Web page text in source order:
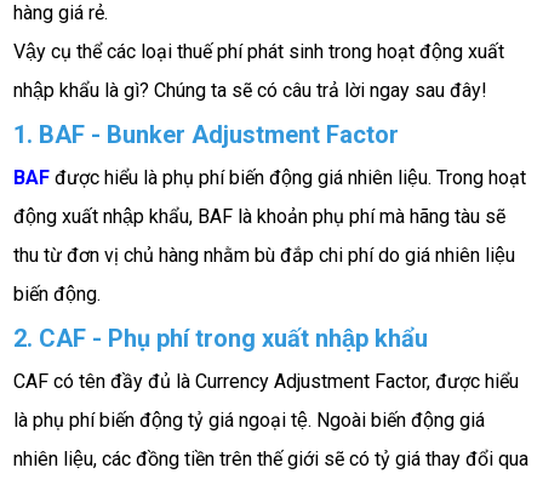
hàng giá rẻ.
Vậy cụ thể các loại thuế phí phát sinh trong hoạt động xuất
nhập khẩu là gì? Chúng ta sẽ có câu trả lời ngay sau đây!
1. BAF - Bunker Adjustment Factor
BAF được hiểu là phụ phí biến động giá nhiên liệu. Trong hoạt
động xuất nhập khẩu, BAF là khoản phụ phí mà hãng tàu sẽ
thu từ đơn vị chủ hàng nhằm bù đắp chi phí do giá nhiên liệu
biến động.
2. CAF - Phụ phí trong xuất nhập khẩu
CAF có tên đầy đủ là Currency Adjustment Factor, được hiểu
là phụ phí biến động tỷ giá ngoại tệ. Ngoài biến động giá
nhiên liệu, các đồng tiền trên thế giới sẽ có tỷ giá thay đổi qua